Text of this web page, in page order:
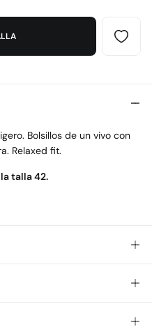
Bolsillos de un vivo con
Relaxed fit.
talla 42.